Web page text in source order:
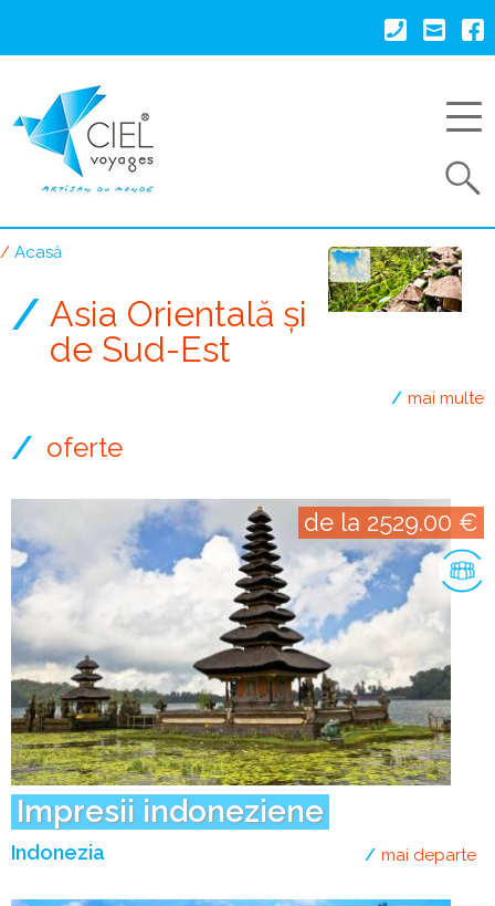
conţinutul
Acasă
Asia Orientală și
de Sud-Est
mai multe
oferte
Impresii indoneziene
Indonezia
de la 2529.00 €
mai departe